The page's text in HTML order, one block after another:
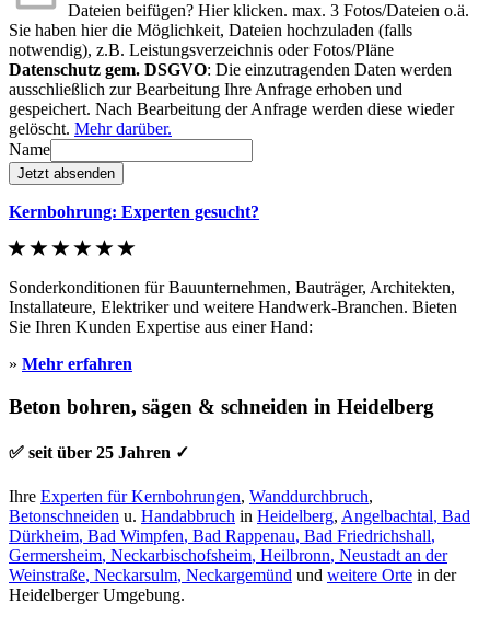
Dateien beifügen? Hier klicken. max. 3 Fotos/Dateien o.ä.
Sie haben hier die Möglichkeit, Dateien hochzuladen (falls
notwendig), z.B. Leistungsverzeichnis oder Fotos/Pläne
Datenschutz gem. DSGVO: Die einzutragenden Daten werden
ausschließlich zur Bearbeitung Ihre Anfrage erhoben und
gespeichert. Nach Bearbeitung der Anfrage werden diese wieder
gelöscht. Mehr darüber.
Name
Jetzt absenden
Kernbohrung: Experten gesucht?
Sonderkonditionen für Bauunternehmen, Bauträger, Architekten,
Installateure, Elektriker und weitere Handwerk-Branchen. Bieten
Sie Ihren Kunden Expertise aus einer Hand:
» Mehr erfahren
Beton bohren, sägen & schneiden in Heidelberg
✅ seit über 25 Jahren ✓
Ihre Experten für Kernbohrungen, Wanddurchbruch,
Betonschneiden u. Handabbruch in Heidelberg, Angelbachtal, Bad
Dürkheim, Bad Wimpfen, Bad Rappenau, Bad Friedrichshall,
Germersheim, Neckarbischofsheim, Heilbronn, Neustadt an der
Weinstraße, Neckarsulm, Neckargemünd und weitere Orte in der
Heidelberger Umgebung.